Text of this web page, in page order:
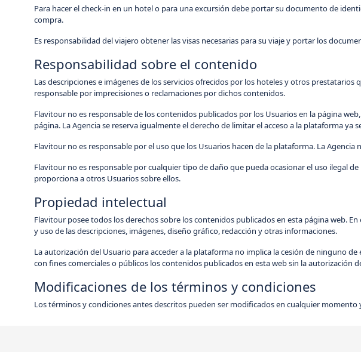
Para hacer el check-in en un hotel o para una excursión debe portar su documento de
compra.
Es responsabilidad del viajero obtener las visas necesarias para su viaje y portar los
Responsabilidad sobre el contenido
Las descripciones e imágenes de los servicios ofrecidos por los hoteles y otros
responsable por imprecisiones o reclamaciones por dichos contenidos.
Flavitour no es responsable de los contenidos publicados por los Usuarios en la página
página. La Agencia se reserva igualmente el derecho de limitar el acceso a la plataforma ya
Flavitour no es responsable por el uso que los Usuarios hacen de la plataforma. La
Flavitour no es responsable por cualquier tipo de daño que pueda ocasionar el uso ilegal
proporciona a otros Usuarios sobre ellos.
Propiedad intelectual
Flavitour posee todos los derechos sobre los contenidos publicados en esta página web.
y uso de las descripciones, imágenes, diseño gráfico, redacción y otras informaciones.
La autorización del Usuario para acceder a la plataforma no implica la cesión de ninguno
con fines comerciales o públicos los contenidos publicados en esta web sin la autorización
Modificaciones de los términos y condiciones
Los términos y condiciones antes descritos pueden ser modificados en cualquier